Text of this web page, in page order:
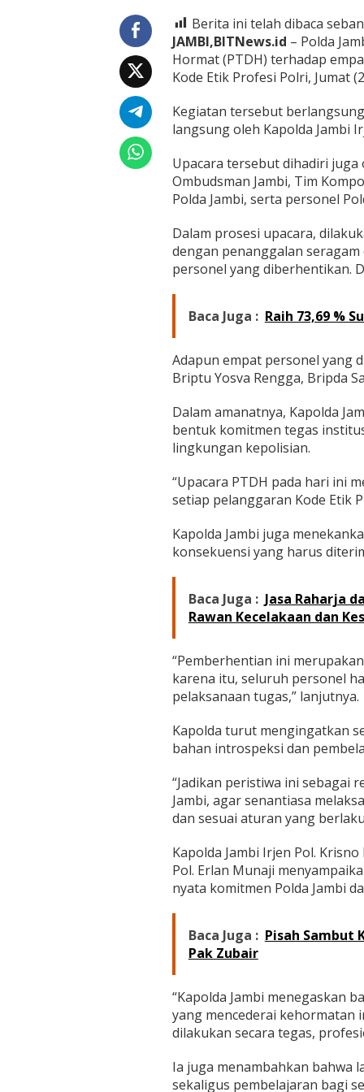
e
l
D
i
b
r
h
e
t
i
k
a
T
i
d
D
e
g
a
n
o
r
m
a
Berita ini telah dibaca
JAMBI,BITNews.id – Polda
Hormat (PTDH) terhadap
Kode Etik Profesi Polri, Jumat
Kegiatan tersebut
langsung oleh Kapolda Jambi
Upacara tersebut dihadiri juga
Ombudsman Jambi, Tim
Polda Jambi, serta personel
Dalam prosesi upacara,
dengan penanggalan
personel yang diberhentikan.
Baca Juga : Raih 73,69 %
Adapun empat personel yang
Briptu Yosva Rengga, Bripda
Dalam amanatnya, Kapolda
bentuk komitmen tegas
lingkungan kepolisian.
“Upacara PTDH pada hari ini
setiap pelanggaran Kode Etik
Kapolda Jambi juga
konsekuensi yang harus
Baca Juga : Jasa Raharja
Rawan Kecelakaan dan
“Pemberhentian ini
karena itu, seluruh personel
pelaksanaan tugas,” lanjutnya.
Kapolda turut mengingatkan
bahan introspeksi dan
“Jadikan peristiwa ini sebagai
Jambi, agar senantiasa
dan sesuai aturan yang
Kapolda Jambi Irjen Pol.
Pol. Erlan Munaji
nyata komitmen Polda Jambi
Baca Juga : Pisah Sambut
Pak Zubair
“Kapolda Jambi menegaskan
yang mencederai kehormatan
dilakukan secara tegas,
Ia juga menambahkan bahwa
sekaligus pembelajaran bagi